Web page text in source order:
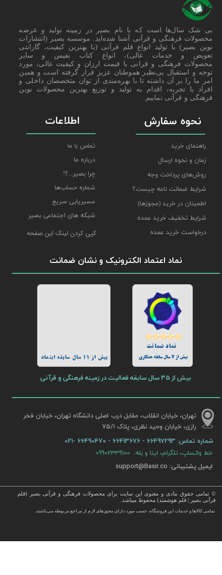
نحوه سفارش
راهنمای خرید
زمان و نحوه ارسال
روش‌های پرداخت وجه
شرایط ضمانت نامه چیست؟
اطمینان در خرید (مجوزها)
شرایط تخفیف خرید عمده
درخواست خرید عمده
© تمامی حقوق مادی و معنوی این سایت برای محصولات فرهنگی و قرآنی بصیر (قلم
قرآنی بصیر | قلم هوشمند) محفوظ میباشد.
تمامی كالاها و خدمات این فروشگاه، حسب مورد دارای مجوزهای لازم از مراجع مربوطه می‌باشند.
، انواع قلم قرآنی ، انواع کتاب نفیس و قرآن نفیس , قرآن عروس , کتب نفیس و معطر , کتاب چرمی و سایر محصولات
نماد اعتماد الکترونیک و نشان ضمانت
بیش از 11 سال سابقه اینماد
بیش از 35 سال سابقه فعالیت در زمینه فرهنگی و قرآنی
بیش از 7 سال سابقه همکاری
اطلاعات
تماس با ما
درباره ما
چرا بصیر...؟!
شماره حساب‌ها
مسیریابی سریع
شبکه های اجتماعی بصیر
تهران، خیابان انقلاب، مقابل درب اصلی دانشگاه تهران، خیابان فخر
رازی، خیابان وحید نظری، پلاک ۷۵/۱​​​​​​​
شماره تماس:
بی شک سال‌ها است که با نام بصیر در زمینه تولید و عرضه
محصولات فرهنگی و قرآنی آشنا شده‌اید. موسسه بصیر (انتشارات
نوین بصیر) با تولید انواع قلم قرآنی (با بهترین کیفیت، گارانتی
تعویض و خدمات عالی)، انواع کتاب نفیس و سایر
محصولات فرهنگی و قرانی با قیمت ارزان و کیفیت عالی، مورد
توجه و استقبال بی‌نظیر هموطنان عزیز قرار گرفته است و همین
امر ما را بر آن داشته تا با بهره‌مندی از توان متخصصان داخلی و
افراد با تجربه، اقدام به تولید و توزیع بهترین محصولات نوین
فرهنگی و قرآنی نماییم.
خط واتساپ، تلگرام، ایتا و بله: 09902339100
ایمیل پشتیبانی: support@Basir.co
کپی کردن لینک این صفحه